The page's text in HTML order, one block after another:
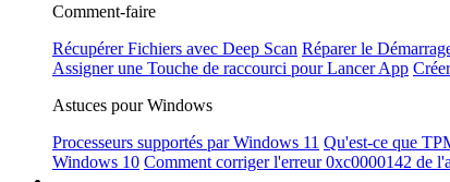
Comment-faire
Récupérer Fichiers avec Deep Scan Réparer le
Assigner une Touche de raccourci pour Lancer App
Astuces pour Windows
Processeurs supportés par Windows 11 Qu'est-ce que
Windows 10 Comment corriger l'erreur 0xc0000142 de